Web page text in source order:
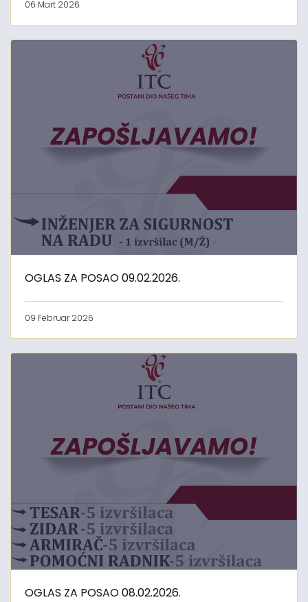
06 Mart 2026
OGLAS ZA POSAO 09.02.2026.
09 Februar 2026
OGLAS ZA POSAO 08.02.2026.